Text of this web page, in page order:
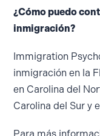
¿Cómo puedo
inmigración?
Immigration
inmigración en la
en Carolina del
Carolina del Sur y